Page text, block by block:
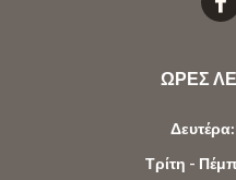
ΩΡΕΣ
Δευτέρα:
Τρίτη -